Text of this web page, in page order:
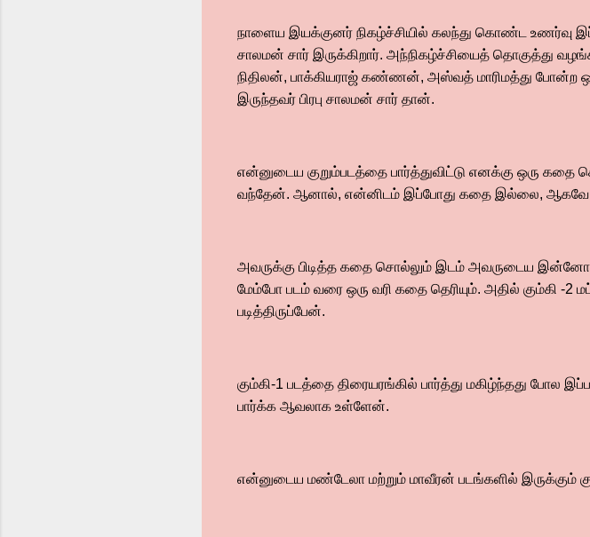
நாளைய இயக்குனர் நிகழ்ச்சியில் கலந்து கொண்ட உணர்வு
சாலமன் சார் இருக்கிறார். அந்நிகழ்ச்சியைத் தொகுத்து
நிதிலன், பாக்கியராஜ் கண்ணன், அஸ்வத் மாரிமத்து போன்ற
இருந்தவர் பிரபு சாலமன் சார் தான்.
என்னுடைய குறும்படத்தை பார்த்துவிட்டு எனக்கு ஒரு கதை
வந்தேன். ஆனால், என்னிடம் இப்போது கதை இல்லை, ஆகவே
அவருக்கு பிடித்த கதை சொல்லும் இடம் அவருடைய
மேம்போ படம் வரை ஒரு வரி கதை தெரியும். அதில் கும்கி -2
படித்திருப்பேன்.
கும்கி-1 படத்தை திரையரங்கில் பார்த்து மகிழ்ந்தது போல
பார்க்க ஆவலாக உள்ளேன்.
என்னுடைய மண்டேலா மற்றும் மாவீரன் படங்களில் இருக்கும்